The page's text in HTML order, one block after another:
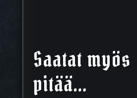
Saatat myös
pitää…